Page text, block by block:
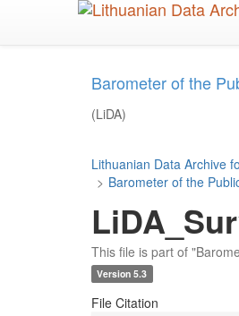
Barometer of the
(LiDA)
Lithuanian Data Archive
> Barometer of the
This file is part of
Version 5.3
File Citation